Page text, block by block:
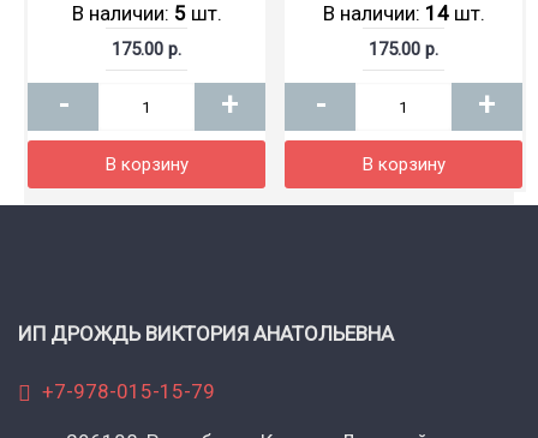
В наличии: 5шт.
175.00 р.
- +
В корзину
В наличии: 14шт.
175.00 р.
- +
В корзину
ИП ДРОЖДЬ ВИКТОРИЯ АНАТОЛЬЕВНА
+7-978-015-15-79